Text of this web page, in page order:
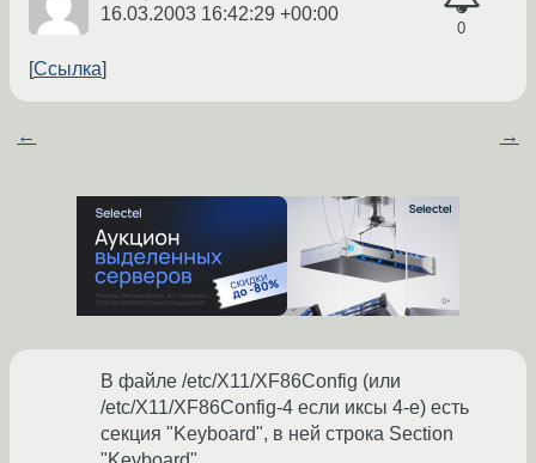
0
16.03.2003 16:42:29 +00:00
Ссылка
← →
В файле /etc/X11/XF86Config (или
/etc/X11/XF86Config-4 если иксы 4-е) есть
секция "Keyboard", в ней строка Section